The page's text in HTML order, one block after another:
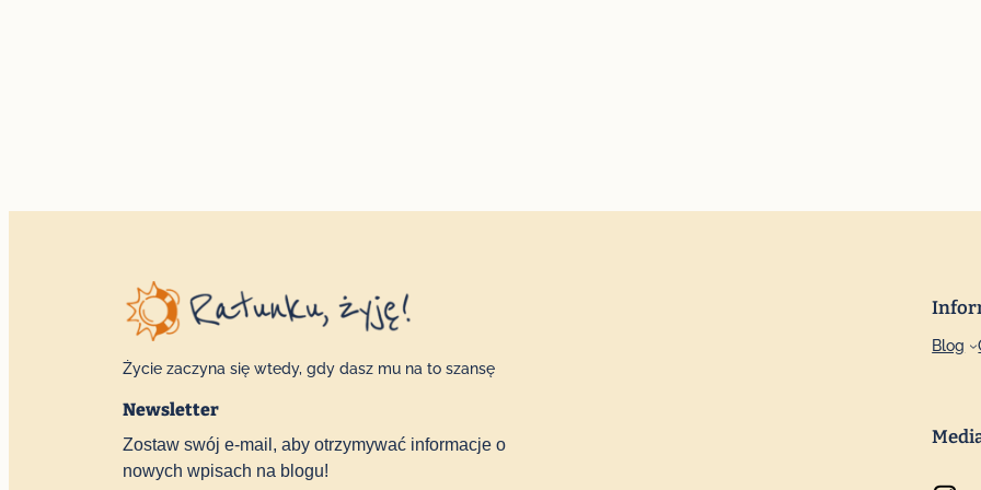
Życie zaczyna się wtedy, gdy dasz mu na to szansę
Newsletter
Zostaw swój e-mail, aby otrzymywać informacje o
nowych wpisach na blogu!
Blog